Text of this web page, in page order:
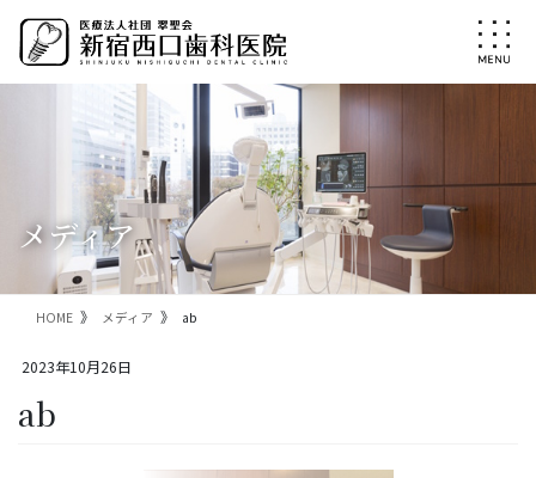
ン
ー
メディア
HOME メディア ab
2023年10月26日
ab